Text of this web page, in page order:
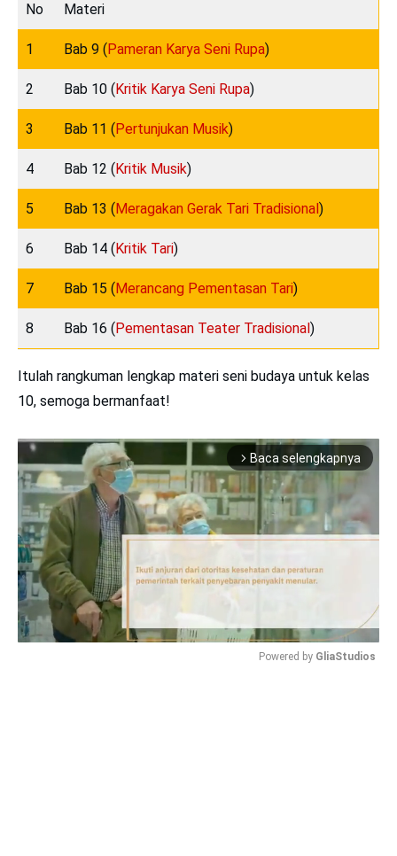
No Materi
1 Bab 9 ( Pameran Karya Seni Rupa)
2 Bab 10 ( Kritik Karya Seni Rupa)
3 Bab 11 ( Pertunjukan Musik)
4 Bab 12 ( Kritik Musik)
5 Bab 13 ( Meragakan Gerak Tari Tradisional )
6 Bab 14 ( Kritik Tari)
7 Bab 15 ( Merancang Pementasan Tari)
8 Bab 16 ( Pementasan Teater Tradisional )
Itulah rangkuman lengkap materi seni budaya untuk kelas
10, semoga bermanfaat!
arrow_forward_ios Baca selengkapnya
Powered by GliaStudios